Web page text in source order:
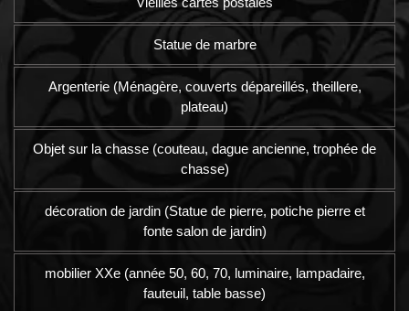
Statue de marbre
Argenterie (Ménagère, couverts dépareillés, theillere,
plateau)
Objet sur la chasse (couteau, dague ancienne, trophée de
chasse)
décoration de jardin (Statue de pierre, potiche pierre et
fonte salon de jardin)
mobilier XXe (année 50, 60, 70, luminaire, lampadaire,
fauteuil, table basse)